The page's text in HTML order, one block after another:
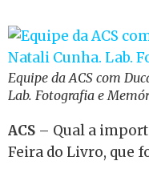
Equipe da ACS com
Lab. Fotografia e
ACS – Qual a
Feira do Livro, que